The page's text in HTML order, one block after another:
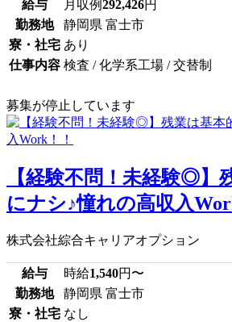
給与 月収例292,426円
勤務地
静岡県 富士市
寮・社宅 あり
仕事内容 検査 / 化学系工場 / 交替制
募集が停止しています
【経験不問！未経験◎】
にナシ♪憧れの高収入
株式会社綜合キャリアオプション
給与 時給1,540円〜
勤務地
静岡県 富士市
寮・社宅 なし